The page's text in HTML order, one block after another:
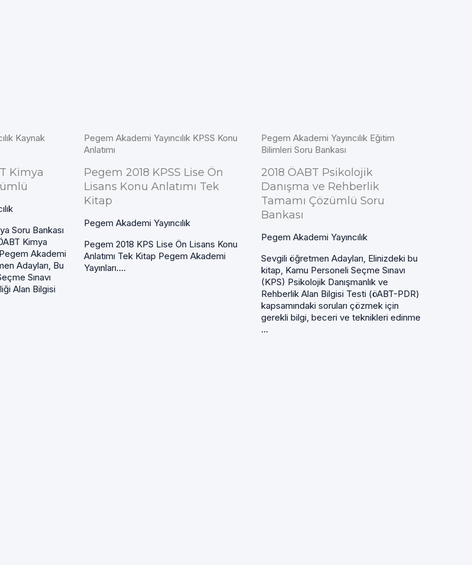
Kaynak
Kimya
Soru Bankası
Kimya
Akademi
Adayları, Bu
Sınavı
Alan Bilgisi
Pegem Akademi Yayıncılık KPSS Konu
Anlatımı
Pegem 2018 KPSS Lise Ön
Lisans Konu Anlatımı Tek
Kitap
Pegem Akademi Yayıncılık
Pegem 2018 KPS Lise Ön Lisans Konu
Anlatımı Tek Kitap Pegem Akademi
Yayınları....
Pegem Akademi Yayıncılık Eğitim
Bilimleri Soru Bankası
2018 ÖABT Psikolojik
Danışma ve Rehberlik
Tamamı Çözümlü Soru
Bankası
Pegem Akademi Yayıncılık
Sevgili öğretmen Adayları, Elinizdeki bu
kitap, Kamu Personeli Seçme Sınavı
(KPS) Psikolojik Danışmanlık ve
Rehberlik Alan Bilgisi Testi (öABT-PDR)
kapsamındaki soruları çözmek için
gerekli bilgi, beceri ve teknikleri edinme
...